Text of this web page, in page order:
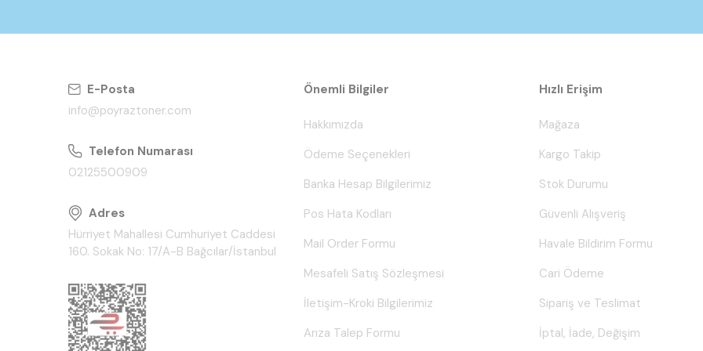
E-Posta
info@poyraztoner.com
Telefon Numarası
02125500909
Adres
Hürriyet Mahallesi Cumhuriyet Caddesi
160. Sokak No: 17/A-B Bağcılar/İstanbul
Önemli Bilgiler
Hakkımızda
Ödeme Seçenekleri
Banka Hesap Bilgilerimiz
Pos Hata Kodları
Mail Order Formu
Mesafeli Satış Sözleşmesi
İletişim-Kroki Bilgilerimiz
Arıza Talep Formu
Hızlı Erişim
Mağaza
Kargo Takip
Stok Durumu
Güvenli Alışveriş
Havale Bildirim Formu
Cari Ödeme
Sipariş ve Teslimat
İptal, İade, Değişim